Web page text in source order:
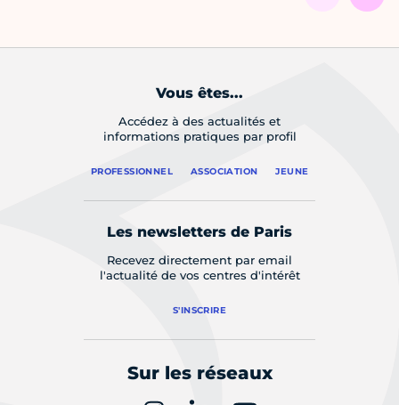
Vous êtes...
Accédez à des actualités et
informations pratiques par profil
PROFESSIONNEL ASSOCIATION JEUNE
Les newsletters de Paris
Recevez directement par email
l'actualité de vos centres d'intérêt
S'INSCRIRE
Sur les réseaux